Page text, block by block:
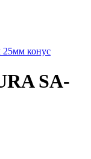
конус
SA-